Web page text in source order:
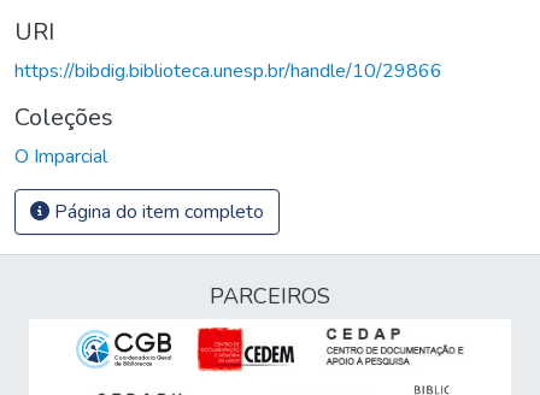
URI
https://bibdig.biblioteca.unesp.br/handle/10/29866
Coleções
O Imparcial
Página do item completo
PARCEIROS